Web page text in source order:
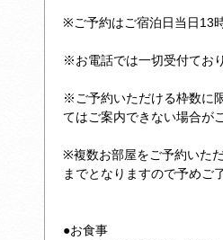
※ご予約はご宿泊日当日13
※お電話では一切受付てお
※ご予約いただける枠数に
てはご案内できない場合が
※複数お部屋をご予約いた
までとなりますので予めご
●お食事